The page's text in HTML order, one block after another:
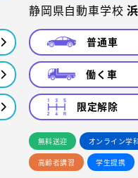
静岡県自動車学校
普通車
働く車
限定解除
無料送迎 オンライン学
高齢者講習
学生提携